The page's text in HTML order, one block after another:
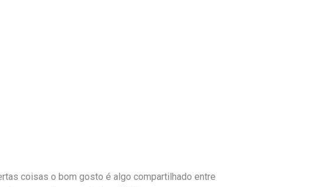
coisas o bom gosto é algo compartilhado entre